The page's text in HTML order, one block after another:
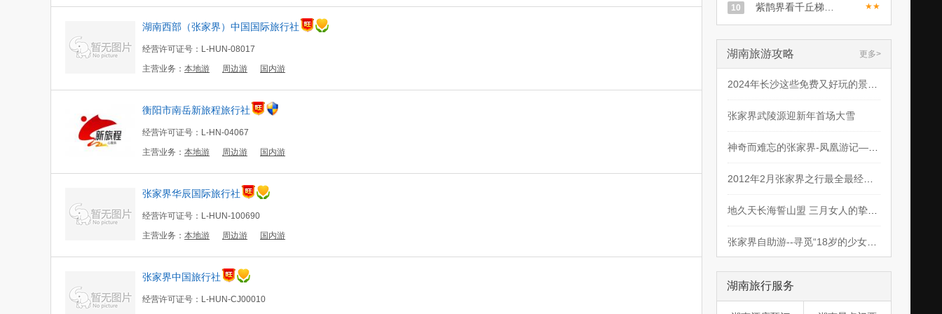
湖南西部（张家界）中国国际旅行社
经营许可证号：L-HUN-08017
主营业务： 本地游 周边游 国内游
衡阳市南岳新旅程旅行社
经营许可证号：L-HN-04067
主营业务： 本地游 周边游 国内游
张家界华辰国际旅行社
经营许可证号：L-HUN-100690
主营业务： 本地游 周边游 国内游
张家界中国旅行社
经营许可证号：L-HUN-CJ00010
10 ★★
湖南旅游攻略 更多
张家界武陵源迎新年首场大雪
湖南旅行服务